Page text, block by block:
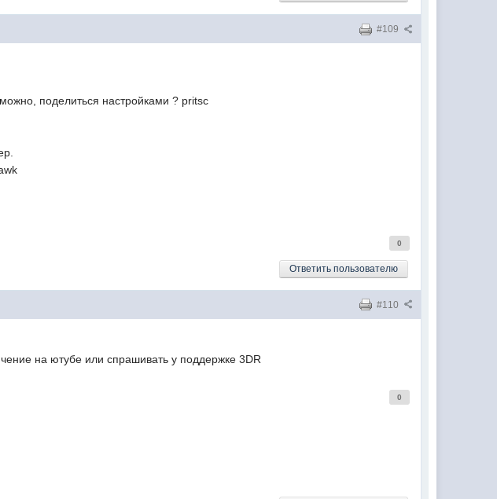
#109
поделиться настройками ? pritsc
0
Ответить пользователю
#110
на ютубе или спрашивать у поддержке 3DR
0